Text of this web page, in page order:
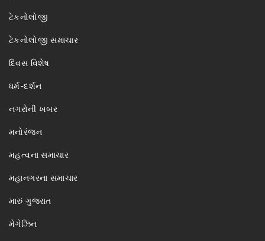
ટેકનોલોજી
ટેકનોલોજી સમાચાર
દિવસ વિશેષ
ધર્મ-દર્શન
નગરોની ખબર
મનોરંજન
મહત્વના સમાચાર
મહાનગરના સમાચાર
મારું ગુજરાત
મેગેઝિન